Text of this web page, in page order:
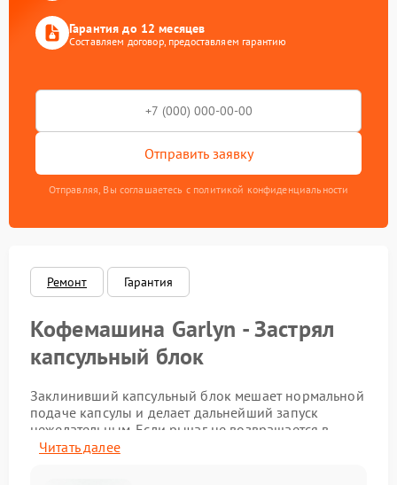
Гарантия до 12 месяцев
Составляем договор, предоставляем гарантию
Отправить заявку
Отправляя, Вы соглашаетесь с политикой конфиденциальности
Ремонт Гарантия
Кофемашина Garlyn - Застрял
капсульный блок
Заклинивший капсульный блок мешает нормальной
подаче капсулы и делает дальнейший запуск
нежелательным. Если рычаг не возвращается в
исходное положение, а отсек остается закрытым,
Читать далее